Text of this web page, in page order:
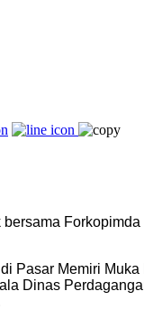
Pasar Memiri
Dinas